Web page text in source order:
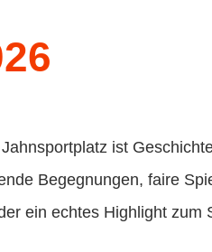
ist
Begegnungen, faire
ein echtes Highlight zum